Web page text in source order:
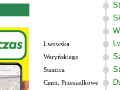
Lwowska
Waryńskiego
Staszica
Centr. Przesiadkowe